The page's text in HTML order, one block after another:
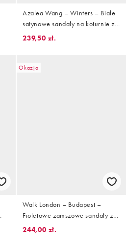
Azalea Wang – Winters – Białe
satynowe sandały na koturnie z
ozdobnymi kwiatami
239,50 zł.
Okazja
Walk London – Budapest –
Fioletowe zamszowe sandały z
dwoma paskami
244,00 zł.